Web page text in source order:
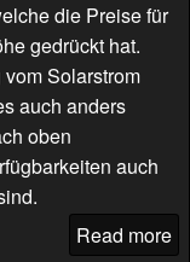
die Preise für
gedrückt hat.
Solarstrom
auch anders
oben
auch
Read more